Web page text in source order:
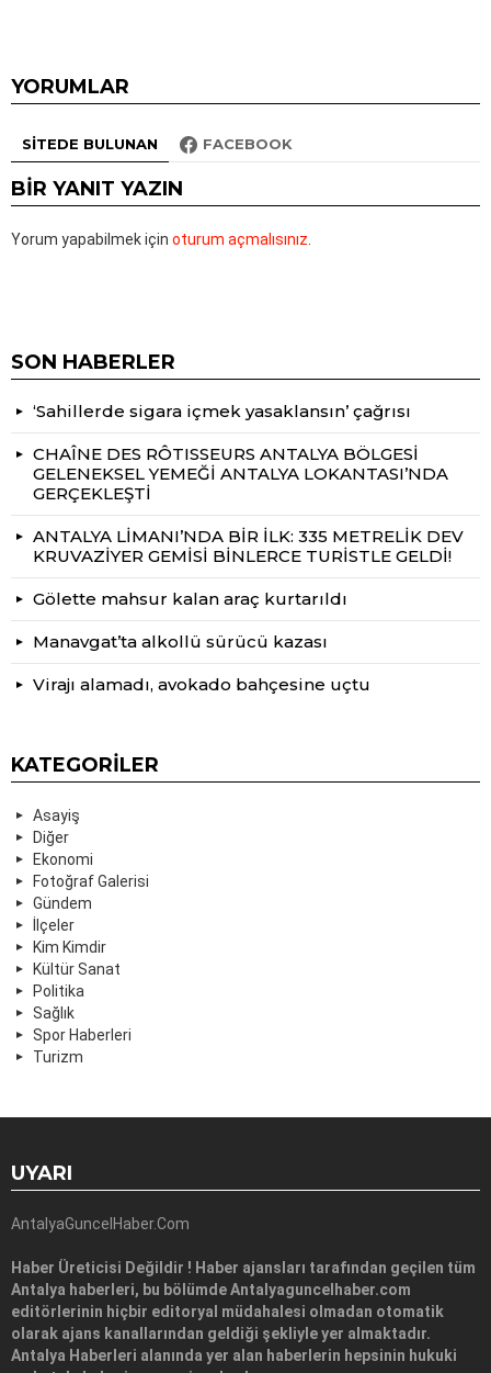
YORUMLAR
SITEDE BULUNAN FACEBOOK
BIR YANIT YAZIN
Yorum yapabilmek için oturum açmalısınız
SON HABERLER
‘Sahillerde sigara içmek yasaklansın’ çağrısı
CHAÎNE DES RÔTISSEURS ANTALYA BÖLGESİ
GELENEKSEL YEMEĞİ ANTALYA LOKANTASI’NDA
GERÇEKLEŞTİ
ANTALYA LİMANI’NDA BİR İLK: 335 METRELİK DEV
KRUVAZİYER GEMİSİ BİNLERCE TURİSTLE GELDİ!
Gölette mahsur kalan araç kurtarıldı
Manavgat’ta alkollü sürücü kazası
Virajı alamadı, avokado bahçesine uçtu
KATEGORILER
Asayiş
Diğer
Ekonomi
Fotoğraf Galerisi
Gündem
İlçeler
Kim Kimdir
Kültür Sanat
Politika
Sağlık
Spor Haberleri
Turizm
UYARI
AntalyaGuncelHaber.Com
Haber Üreticisi Değildir ! Haber ajansları tarafından geçilen tüm
Antalya haberleri, bu bölümde Antalyaguncelhaber.com
editörlerinin hiçbir editoryal müdahalesi olmadan otomatik
olarak ajans kanallarından geldiği şekliyle yer almaktadır.
Antalya Haberleri alanında yer alan haberlerin hepsinin hukuki